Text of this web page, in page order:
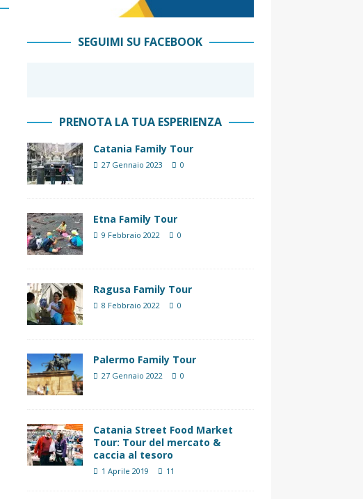
SEGUIMI SU FACEBOOK
PRENOTA LA TUA ESPERIENZA
Catania Family Tour
27 Gennaio 2023 0
Etna Family Tour
9 Febbraio 2022 0
Ragusa Family Tour
8 Febbraio 2022 0
Palermo Family Tour
27 Gennaio 2022 0
Catania Street Food Market
Tour: Tour del mercato &
caccia al tesoro
1 Aprile 2019 11